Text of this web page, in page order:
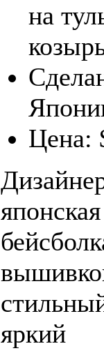
на
Цена:
японская
яркий